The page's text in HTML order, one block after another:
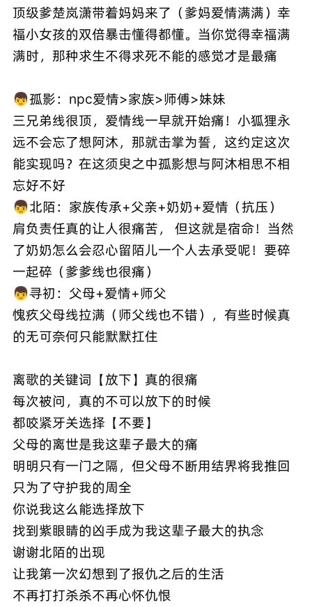
顶级爹楚岚潇带着妈妈来了（爹妈爱情满满）幸
福小女孩的双倍暴击懂得都懂。当你觉得幸福满
满时，那种求生不得求死不能的感觉才是最痛
👦孤影：npc爱情>家族>师傅>妹妹
三兄弟线很顶，爱情线一早就开始痛！小狐狸永
远不会忘了想阿沐，那就击掌为誓，这约定这次
能实现吗？在这须臾之中孤影想与阿沐相思不相
忘好不好
👦北陌：家族传承+父亲+奶奶+爱情（抗压）
肩负责任真的让人很痛苦， 但这就是宿命！当然
了奶奶怎么会忍心留陌儿一个人去承受呢！要碎
一起碎（爹爹线也很痛）
👦寻初：父母+爱情+师父
愧疚父母线拉满（师父线也不错），有些时候真
的无可奈何只能默默扛住
离歌的关键词【放下】真的很痛
每次被问，真的不可以放下的时候
都咬紧牙关选择【不要】
父母的离世是我这辈子最大的痛
明明只有一门之隔，但父母不断用结界将我推回
只为了守护我的周全
你说我这么能选择放下
找到紫眼睛的凶手成为我这辈子最大的执念
谢谢北陌的出现
让我第一次幻想到了报仇之后的生活
不再打打杀杀不再心怀仇恨